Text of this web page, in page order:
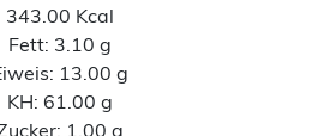
343.00 Kcal
Fett: 3.10 g
13.00 g
KH: 61.00 g
1.00 g